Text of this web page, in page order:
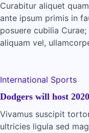
Curabitur aliquet
ante ipsum primis in
posuere cubilia
aliquam vel,
International Sports
Dodgers will host
Vivamus suscipit
ultricies ligula sed